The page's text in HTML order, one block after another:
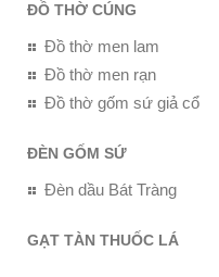
ĐỒ THỜ CÚNG
Đồ thờ men lam
Đồ thờ men rạn
Đồ thờ gốm sứ giả cổ
ĐÈN GỐM SỨ
Đèn dầu Bát Tràng
GẠT TÀN THUỐC LÁ